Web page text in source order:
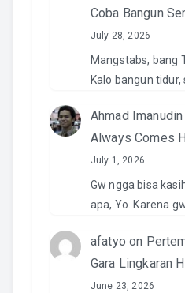
Coba Bangun
July 28, 2026
Mangstabs, bang
Kalo bangun
Ahmad Imanudin
Always Comes
July 1, 2026
Gw ngga bisa
apa, Yo. Karena
afatyo on
Gara Lingkaran
June 23, 2026